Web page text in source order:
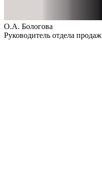
О.А. Бологова
Руководитель отдела продаж